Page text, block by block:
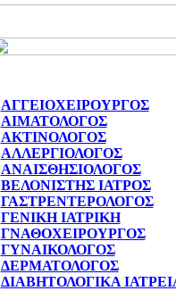
ΑΓΓΕΙΟΧΕΙΡΟΥΡΓΟΣ
ΑΙΜΑΤΟΛΟΓΟΣ
ΑΚΤΙΝΟΛΟΓΟΣ
ΑΛΛΕΡΓΙΟΛΟΓΟΣ
ΑΝΑΙΣΘΗΣΙΟΛΟΓΟΣ
ΒΕΛΟΝΙΣΤΗΣ ΙΑΤΡΟΣ
ΓΑΣΤΡΕΝΤΕΡΟΛΟΓΟΣ
ΓΕΝΙΚΗ ΙΑΤΡΙΚΗ
ΓΝΑΘΟΧΕΙΡΟΥΡΓΟΣ
ΓΥΝΑΙΚΟΛΟΓΟΣ
ΔΕΡΜΑΤΟΛΟΓΟΣ
ΔΙΑΒΗΤΟΛΟΓΙΚΑ